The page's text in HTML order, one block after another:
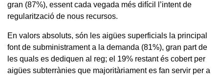
gran (87%), essent cada vegada més difícil l’intent de
regularització de nous recursos.
En valors absoluts, són les aigües superficials la principal
font de subministrament a la demanda (81%), gran part de
les quals es dediquen al reg; el 19% restant és cobert per
aigües subterrànies que majoritàriament es fan servir per a